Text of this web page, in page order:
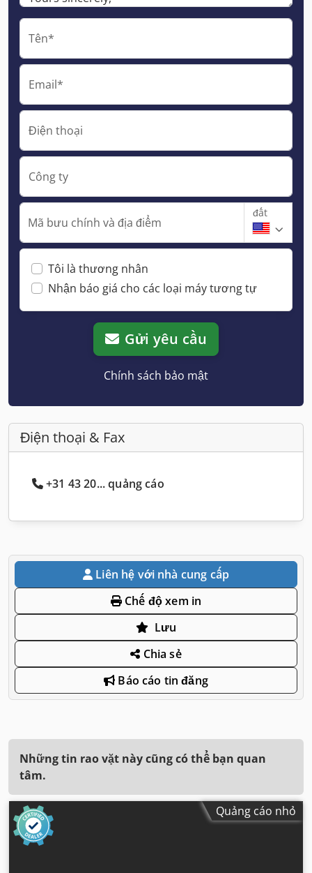
Tên*
Email*
Điện thoại
Công ty
Mã bưu chính và địa điểm
đất
Tôi là thương nhân
Nhận báo giá cho các loại máy tương tự
Gửi yêu cầu
Chính sách bảo mật
Điện thoại & Fax
+31 43 20... quảng cáo
Liên hệ với nhà cung cấp
Chế độ xem in
Lưu
Chia sẻ
Báo cáo tin đăng
Những tin rao vặt này cũng có thể bạn quan
tâm.
Quảng cáo nhỏ